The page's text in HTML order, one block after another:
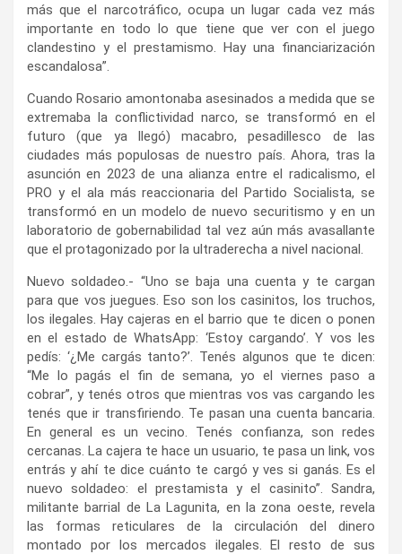
más que el narcotráfico, ocupa un lugar cada vez más
importante en todo lo que tiene que ver con el juego
clandestino y el prestamismo. Hay una financiarización
escandalosa”.
Cuando Rosario amontonaba asesinados a medida que se
extremaba la conflictividad narco, se transformó en el
futuro (que ya llegó) macabro, pesadillesco de las
ciudades más populosas de nuestro país. Ahora, tras la
asunción en 2023 de una alianza entre el radicalismo, el
PRO y el ala más reaccionaria del Partido Socialista, se
transformó en un modelo de nuevo securitismo y en un
laboratorio de gobernabilidad tal vez aún más avasallante
que el protagonizado por la ultraderecha a nivel nacional.
Nuevo soldadeo.- “Uno se baja una cuenta y te cargan
para que vos juegues. Eso son los casinitos, los truchos,
los ilegales. Hay cajeras en el barrio que te dicen o ponen
en el estado de WhatsApp: ‘Estoy cargando’. Y vos les
pedís: ‘¿Me cargás tanto?’. Tenés algunos que te dicen:
“Me lo pagás el fin de semana, yo el viernes paso a
cobrar”, y tenés otros que mientras vos vas cargando les
tenés que ir transfiriendo. Te pasan una cuenta bancaria.
En general es un vecino. Tenés confianza, son redes
cercanas. La cajera te hace un usuario, te pasa un link, vos
entrás y ahí te dice cuánto te cargó y ves si ganás. Es el
nuevo soldadeo: el prestamista y el casinito”. Sandra,
militante barrial de La Lagunita, en la zona oeste, revela
las formas reticulares de la circulación del dinero
montado por los mercados ilegales. El resto de sus